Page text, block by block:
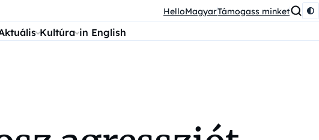
HelloMagyarTámogass minket
Kultúra in English